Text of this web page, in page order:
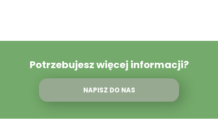
Potrzebujesz więcej informacji?
NAPISZ DO NAS